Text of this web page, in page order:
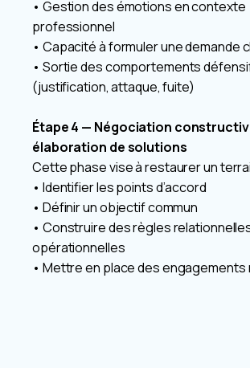
• Gestion des émotions en contexte
professionnel
• Capacité à formuler une demande
• Sortie des comportements
(justification, attaque, fuite)
Étape 4 — Négociation
élaboration de solutions
Cette phase vise à restaurer un
• Identifier les points d’accord
• Définir un objectif commun
• Construire des règles
opérationnelles
• Mettre en place des